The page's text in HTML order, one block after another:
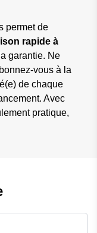
permet de
rapide à
garantie. Ne
vous à la
de chaque
Avec
pratique,